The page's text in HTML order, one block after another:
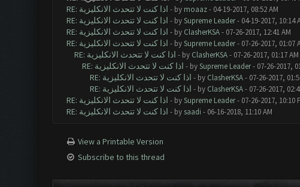
RE: اذا كنت لا تتحدث الانكليزية - by moaaz- 04-19-2017, 08:52 AM
RE: اذا كنت لا تتحدث الانكليزية - bySupreme Leader- 04-19-2017, 10:14
RE: اذا كنت لا تتحدث الانكليزية - by ClasherKSA- 07-26-2017, 12:41 AM
RE: اذا كنت لا تتحدث الانكليزية - bySupreme Leader- 07-26-2017, 01:07
RE: اذا كنت لا تتحدث الانكليزية - by ClasherKSA- 07-26-2017, 01:17 AM
RE: اذا كنت لا تتحدث الانكليزية - bySupreme Leader- 07-26-2017,
RE: اذا كنت لا تتحدث الانكليزية - by ClasherKSA- 07-26-2017,
RE: اذا كنت لا تتحدث الانكليزية - by ClasherKSA- 07-26-2017,
RE: اذا كنت لا تتحدث الانكليزية - bySupreme Leader- 07-26-2017, 10:10
RE: اذا كنت لا تتحدث الانكليزية - by saadi - 06-16-2018, 11:10 AM
View a Printable Version
Subscribe to this thread